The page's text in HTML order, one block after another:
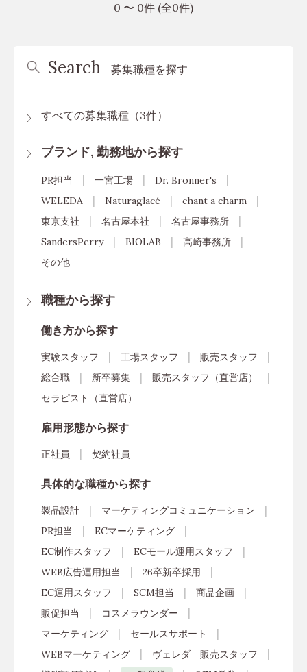
0 〜 0件 (全0件)
Search 募集職種を探す
すべての募集職種（3件）
ブランド, 勤務地から探す
PR担当 一宮工場
Dr. Bronner's
WELEDA
Naturaglacé
chant a charm
東京支社
名古屋本社
名古屋事務所
SandersPerry
BIOLAB
高崎事務所
その他
職種から探す
働き方から探す
実験スタッフ 工場スタッフ
販売スタッフ
総合職
新卒募集
販売スタッフ（直営店）
セラピスト（直営店）
雇用形態から探す
正社員 契約社員
具体的な職種から探す
製品設計
マーケティングコミュニケーション
PR担当
ECマーケティング
EC制作スタッフ
ECモール運用スタッフ
WEB広告運用担当
26卒新卒採用
EC運用スタッフ
SCM担当
商品企画
販促担当
コスメラウンダー
マーケティング
セールスサポート
WEBマーケティング
ヴェレダ 販売スタッフ